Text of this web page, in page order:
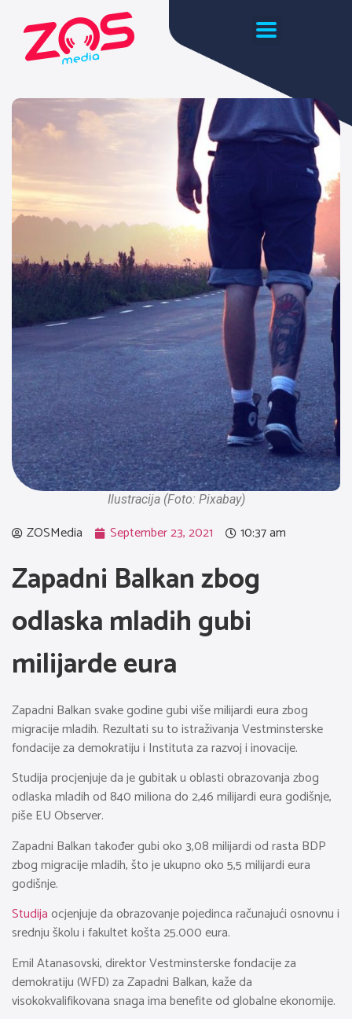
Ilustracija (Foto: Pixabay)
ZOSMedia September 23, 2021 10:37 am
Zapadni Balkan zbog
odlaska mladih gubi
milijarde eura
Zapadni Balkan svake godine gubi više milijardi eura zbog
migracije mladih. Rezultati su to istraživanja Vestminsterske
fondacije za demokratiju i Instituta za razvoj i inovacije.
Studija procjenjuje da je gubitak u oblasti obrazovanja zbog
odlaska mladih od 840 miliona do 2,46 milijardi eura godišnje,
piše EU Observer.
Zapadni Balkan također gubi oko 3,08 milijardi od rasta BDP
zbog migracije mladih, što je ukupno oko 5,5 milijardi eura
godišnje.
Studijaocjenjuje da obrazovanje pojedinca računajući osnovnu i
srednju školu i fakultet košta 25.000 eura.
Emil Atanasovski, direktor Vestminsterske fondacije za
demokratiju (WFD) za Zapadni Balkan, kaže da
visokokvalifikovana snaga ima benefite od globalne ekonomije.